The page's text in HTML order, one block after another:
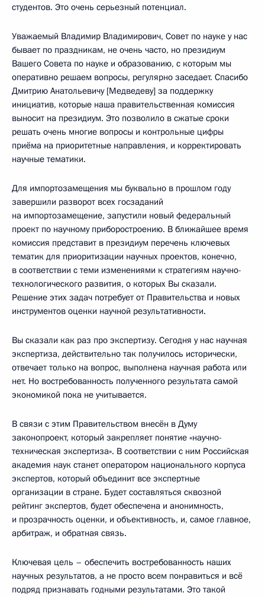
студентов. Это очень серьезный потенциал.
Уважаемый Владимир Владимирович, Совет по науке у нас
бывает по праздникам, не очень часто, но президиум
Вашего Совета по науке и образованию, с которым мы
оперативно решаем вопросы, регулярно заседает. Спасибо
Дмитрию Анатольевичу [Медведеву] за поддержку
инициатив, которые наша правительственная комиссия
выносит на президиум. Это позволило в сжатые сроки
решать очень многие вопросы и контрольные цифры
приёма на приоритетные направления, и корректировать
научные тематики.
Для импортозамещения мы буквально в прошлом году
завершили разворот всех госзаданий
на импортозамещение, запустили новый федеральный
проект по научному приборостроению. В ближайшее время
комиссия представит в президиум перечень ключевых
тематик для приоритизации научных проектов, конечно,
в соответствии с теми изменениями к стратегиям научно-
технологического развития, о которых Вы сказали.
Решение этих задач потребует от Правительства и новых
инструментов оценки научной результативности.
Вы сказали как раз про экспертизу. Сегодня у нас научная
экспертиза, действительно так получилось исторически,
отвечает только на вопрос, выполнена научная работа или
нет. Но востребованность полученного результата самой
экономикой пока не учитывается.
В связи с этим Правительством внесён в Думу
законопроект, который закрепляет понятие «научно-
техническая экспертиза». В соответствии с ним Российская
академия наук станет оператором национального корпуса
экспертов, который объединит все экспертные
организации в стране. Будет составляться сквозной
рейтинг экспертов, будет обеспечена и анонимность,
и прозрачность оценки, и объективность, и, самое главное,
арбитраж, и обратная связь.
Ключевая цель – обеспечить востребованность наших
научных результатов, а не просто всем понравиться и всё
подряд признавать годными результатами. Это такой